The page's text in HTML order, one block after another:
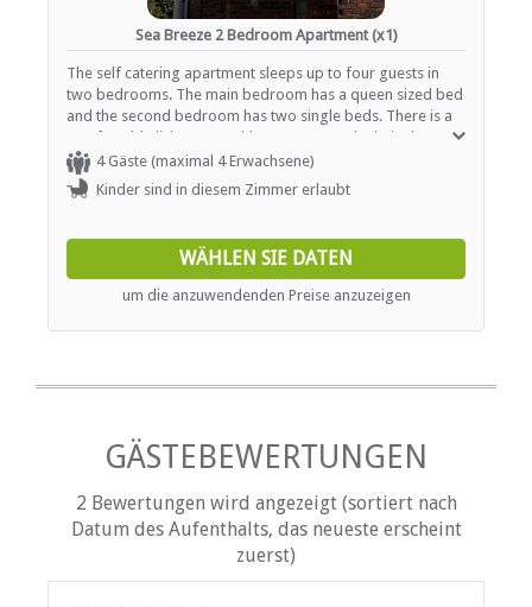
Bar (voll lizenziert)
Braai / Grill (BBQ)
Kostenloser Tee / Kaffee
Sea Breeze 2 Bedroom Apartment (x1)
The self catering apartment sleeps up to four guests in
two bedrooms. The main bedroom has a queen sized bed
and the second bedroom has two single beds. There is a
comfortable living area with a TV, DStv and Wi-Fi. The
kitchen is well equipped for your self catering
requirements. The apartment is complete with its own
garden and portable braai. Adequate parking is available
4 Gäste (maximal 4 Erwachsene)
Kinder sind in diesem Zimmer erlaubt
WÄHLEN SIE DATEN
um die anzuwendenden Preise anzuzeigen
GÄSTEBEWERTUNGEN
2 Bewertungen wird angezeigt (sortiert nach
Datum des Aufenthalts, das neueste erscheint
zuerst)